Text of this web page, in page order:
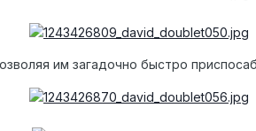
им загадочно быстро